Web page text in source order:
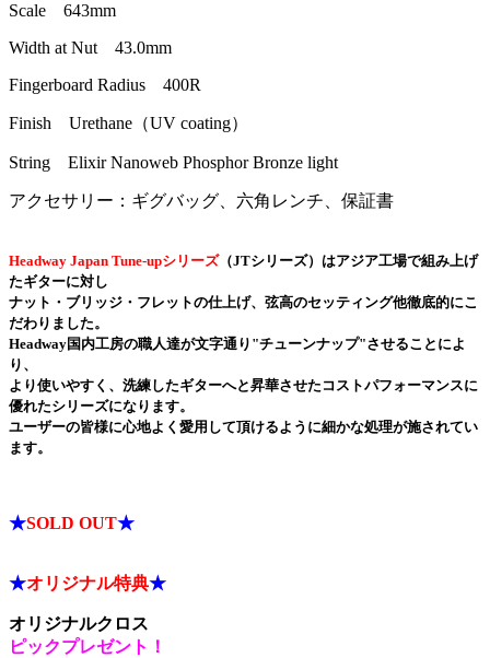
Scale 643mm
Width at Nut 43.0mm
Fingerboard Radius 400R
Finish Urethane（UV coating）
String Elixir Nanoweb Phosphor Bronze light
アクセサリー：ギグバッグ、六角レンチ、保証書
Headway Japan Tune-upシリーズ（JTシリーズ）はアジア工場で組み上げ
たギターに対し
ナット・ブリッジ・フレットの仕上げ、弦高のセッティング他徹底的にこ
だわりました。
Headway国内工房の職人達が文字通り"チューンナップ"させることによ
り、
より使いやすく、洗練したギターへと昇華させたコストパフォーマンスに
優れたシリーズになります。
ユーザーの皆様に心地よく愛用して頂けるように細かな処理が施されてい
ます。
★SOLD OUT★
★オリジナル特典★
オリジナルクロス
ピックプレゼント！